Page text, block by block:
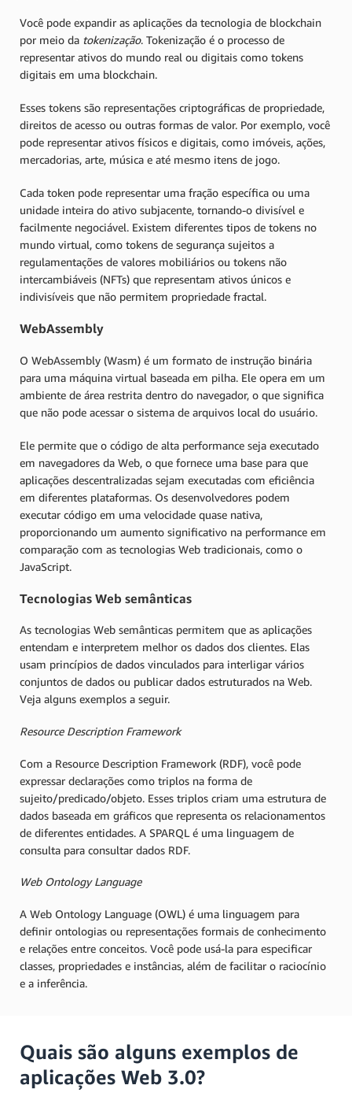
Você pode expandir as aplicações da tecnologia de blockchain
por meio da tokenização. Tokenização é o processo de
representar ativos do mundo real ou digitais como tokens
digitais em uma blockchain.
Esses tokens são representações criptográficas de propriedade,
direitos de acesso ou outras formas de valor. Por exemplo, você
pode representar ativos físicos e digitais, como imóveis, ações,
mercadorias, arte, música e até mesmo itens de jogo.
Cada token pode representar uma fração específica ou uma
unidade inteira do ativo subjacente, tornando-o divisível e
facilmente negociável. Existem diferentes tipos de tokens no
mundo virtual, como tokens de segurança sujeitos a
regulamentações de valores mobiliários ou tokens não
intercambiáveis (NFTs) que representam ativos únicos e
indivisíveis que não permitem propriedade fractal.
WebAssembly
O WebAssembly (Wasm) é um formato de instrução binária
para uma máquina virtual baseada em pilha. Ele opera em um
ambiente de área restrita dentro do navegador, o que significa
que não pode acessar o sistema de arquivos local do usuário.
Ele permite que o código de alta performance seja executado
em navegadores da Web, o que fornece uma base para que
aplicações descentralizadas sejam executadas com eficiência
em diferentes plataformas. Os desenvolvedores podem
executar código em uma velocidade quase nativa,
proporcionando um aumento significativo na performance em
comparação com as tecnologias Web tradicionais, como o
JavaScript.
Tecnologias Web semânticas
As tecnologias Web semânticas permitem que as aplicações
entendam e interpretem melhor os dados dos clientes. Elas
usam princípios de dados vinculados para interligar vários
conjuntos de dados ou publicar dados estruturados na Web.
Veja alguns exemplos a seguir.
Resource Description Framework
Com a Resource Description Framework (RDF), você pode
expressar declarações como triplos na forma de
sujeito/predicado/objeto. Esses triplos criam uma estrutura de
dados baseada em gráficos que representa os relacionamentos
de diferentes entidades. A SPARQL é uma linguagem de
consulta para consultar dados RDF.
Web Ontology Language
A Web Ontology Language (OWL) é uma linguagem para
definir ontologias ou representações formais de conhecimento
e relações entre conceitos. Você pode usá-la para especificar
classes, propriedades e instâncias, além de facilitar o raciocínio
e a inferência.
Quais são alguns exemplos de
aplicações Web 3.0?